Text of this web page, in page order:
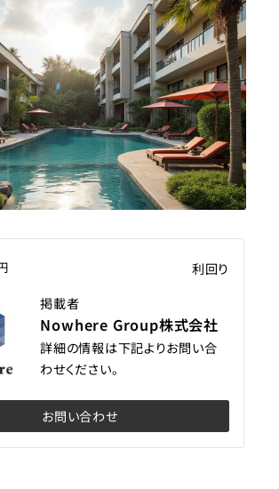
利回り
掲載者
Nowhere Group株式会社
詳細の情報は下記よりお問い合
わせください。
お問い合わせ